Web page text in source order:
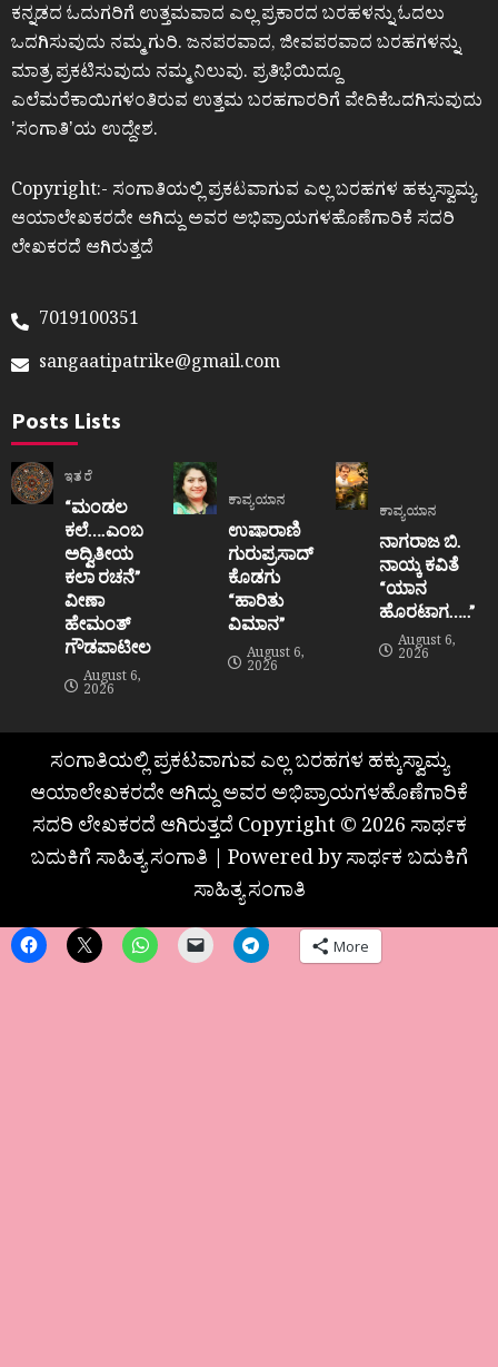
ಕನ್ನಡದ ಓದುಗರಿಗೆ ಉತ್ತಮವಾದ ಎಲ್ಲ ಪ್ರಕಾರದ ಬರಹಳನ್ನು ಓದಲು
ಒದಗಿಸುವುದು ನಮ್ಮ ಗುರಿ. ಜನಪರವಾದ, ಜೀವಪರವಾದ ಬರಹಗಳನ್ನು
ಮಾತ್ರ ಪ್ರಕಟಿಸುವುದು ನಮ್ಮ ನಿಲುವು. ಪ್ರತಿಭೆಯಿದ್ದೂ
ಎಲೆಮರೆಕಾಯಿಗಳಂತಿರುವ ಉತ್ತಮ ಬರಹಗಾರರಿಗೆ ವೇದಿಕೆಒದಗಿಸುವುದು
ʼಸಂಗಾತಿʼಯ ಉದ್ದೇಶ.
Copyright:- ಸಂಗಾತಿಯಲ್ಲಿ ಪ್ರಕಟವಾಗುವ ಎಲ್ಲ ಬರಹಗಳ ಹಕ್ಕುಸ್ವಾಮ್ಯ
ಆಯಾಲೇಖಕರದೇ ಆಗಿದ್ದು ಅವರ ಅಭಿಪ್ರಾಯಗಳಹೊಣೆಗಾರಿಕೆ ಸದರಿ
ಲೇಖಕರದೆ ಆಗಿರುತ್ತದೆ
7019100351
sangaatipatrike@gmail.com
Posts Lists
ಇತರೆ
“ಮಂಡಲ
ಕಲೆ….ಎಂಬ
ಅದ್ವಿತೀಯ
ಕಲಾ ರಚನೆ”‌
ವೀಣಾ
ಹೇಮಂತ್‌
ಗೌಡಪಾಟೀಲ
August 6,
2026
ಕಾವ್ಯಯಾನ
ಉಷಾರಾಣಿ
ಗುರುಪ್ರಸಾದ್
ಕೊಡಗು
“ಹಾರಿತು
ವಿಮಾನ”
August 6,
2026
ಕಾವ್ಯಯಾನ
ನಾಗರಾಜ ಬಿ.
ನಾಯ್ಕ ಕವಿತೆ
“ಯಾನ
ಹೊರಟಾಗ…..”
August 6,
2026
ಸಂಗಾತಿಯಲ್ಲಿ ಪ್ರಕಟವಾಗುವ ಎಲ್ಲ ಬರಹಗಳ ಹಕ್ಕುಸ್ವಾಮ್ಯ
ಆಯಾಲೇಖಕರದೇ ಆಗಿದ್ದು ಅವರ ಅಭಿಪ್ರಾಯಗಳಹೊಣೆಗಾರಿಕೆ
ಸದರಿ ಲೇಖಕರದೆ ಆಗಿರುತ್ತದೆ Copyright © 2026 ಸಾರ್ಥಕ
ಬದುಕಿಗೆ ಸಾಹಿತ್ಯ ಸಂಗಾತಿ | Powered by ಸಾರ್ಥಕ ಬದುಕಿಗೆ
ಸಾಹಿತ್ಯ ಸಂಗಾತಿ
More